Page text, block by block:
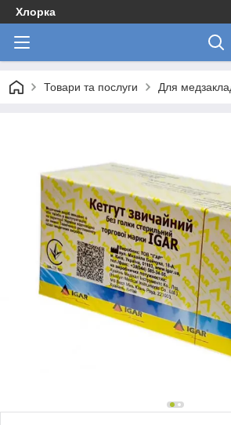
Хлорка
Товари та послуги Для